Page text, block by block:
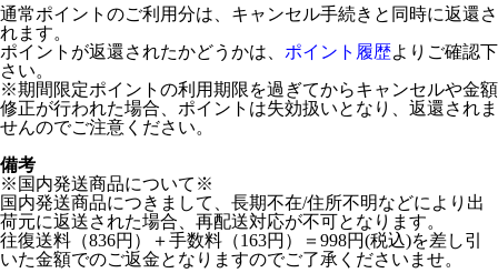
通常ポイントのご利用分は、キャンセル手続きと同時に返還さ
れます。
ポイントが返還されたかどうかは、 ポイント履歴よりご確認下
さい。
※期間限定ポイントの利用期限を過ぎてからキャンセルや金額
修正が行われた場合、ポイントは失効扱いとなり、返還されま
せんのでご注意ください。
備考
※国内発送商品について※
国内発送商品につきまして、長期不在/住所不明などにより出
荷元に返送された場合、再配送対応が不可となります。
往復送料（836円）＋手数料（163円）＝998円(税込)を差し引
いた金額でのご返金となりますのでご了承くださいませ。